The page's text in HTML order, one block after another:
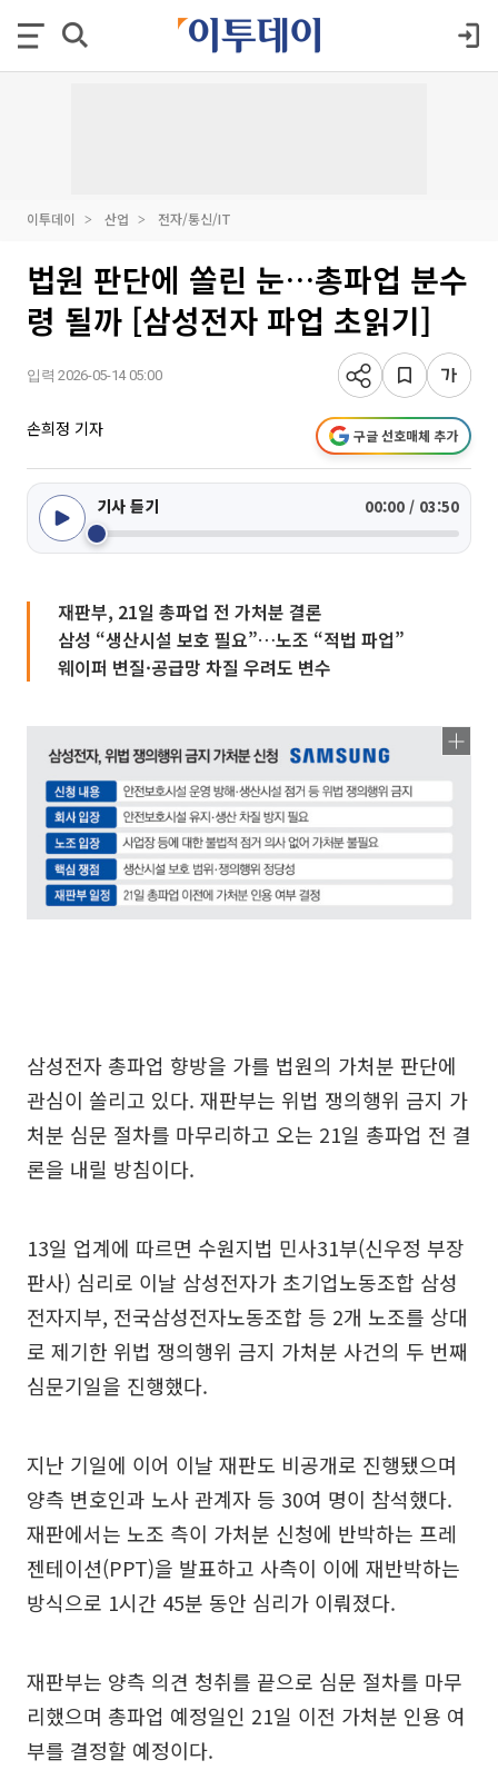
이투데이 산업 전자/통신/IT
법원 판단에 쏠린 눈…총파업 분수
령 될까 [삼성전자 파업 초읽기]
입력 2026-05-14 05:00
손희정 기자 구글 선호매체 추가
기사 듣기 00:00 / 03:50
재판부, 21일 총파업 전 가처분 결론
삼성 “생산시설 보호 필요”…노조 “적법 파업”
웨이퍼 변질·공급망 차질 우려도 변수
삼성전자 총파업 향방을 가를 법원의 가처분 판단에
관심이 쏠리고 있다. 재판부는 위법 쟁의행위 금지 가
처분 심문 절차를 마무리하고 오는 21일 총파업 전 결
론을 내릴 방침이다.
13일 업계에 따르면 수원지법 민사31부(신우정 부장
판사) 심리로 이날 삼성전자가 초기업노동조합 삼성
전자지부, 전국삼성전자노동조합 등 2개 노조를 상대
로 제기한 위법 쟁의행위 금지 가처분 사건의 두 번째
심문기일을 진행했다.
지난 기일에 이어 이날 재판도 비공개로 진행됐으며
양측 변호인과 노사 관계자 등 30여 명이 참석했다.
재판에서는 노조 측이 가처분 신청에 반박하는 프레
젠테이션(PPT)을 발표하고 사측이 이에 재반박하는
방식으로 1시간 45분 동안 심리가 이뤄졌다.
재판부는 양측 의견 청취를 끝으로 심문 절차를 마무
리했으며 총파업 예정일인 21일 이전 가처분 인용 여
부를 결정할 예정이다.